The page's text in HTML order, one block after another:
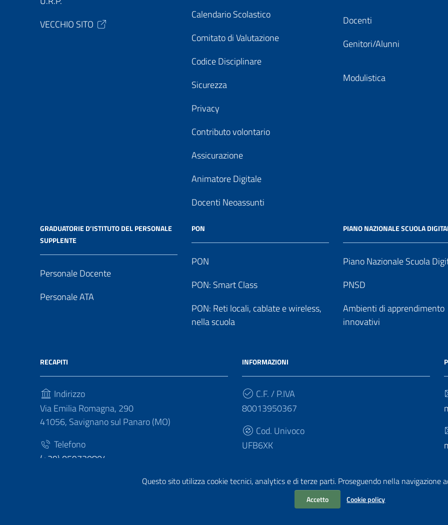
Questo sito utilizza cookie tecnici, analytics e di terze parti. Proseguendo nella navigazione
Accetto Cookie policy
VECCHIO SITO
Calendario Scolastico
Comitato di Valutazione
Codice Disciplinare
Sicurezza
Privacy
Contributo volontario
Assicurazione
Animatore Digitale
Docenti Neoassunti
Docenti
Genitori/Alunni
Modulistica
GRADUATORIE D’ISTITUTO DEL PERSONALE
SUPPLENTE
Personale Docente
Personale ATA
PON
PON
PON: Smart Class
PON: Reti locali, cablate e wireless,
nella scuola
PIANO NAZIONALE SCUOLA
Piano Nazionale Scuola
PNSD
Ambienti di apprendimento
innovativi
RECAPITI
Indirizzo
Via Emilia Romagna, 290
41056, Savignano sul Panaro (MO)
Telefono
(+39) 059730804
INFORMAZIONI
C.F. / P.IVA
80013950367
Cod. Univoco
UFB6XK